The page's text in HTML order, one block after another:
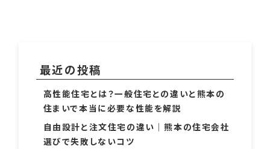
最近の投稿
高性能住宅とは？一般住宅との違いと熊本の
住まいで本当に必要な性能を解説
自由設計と注文住宅の違い｜熊本の住宅会社
選びで失敗しないコツ